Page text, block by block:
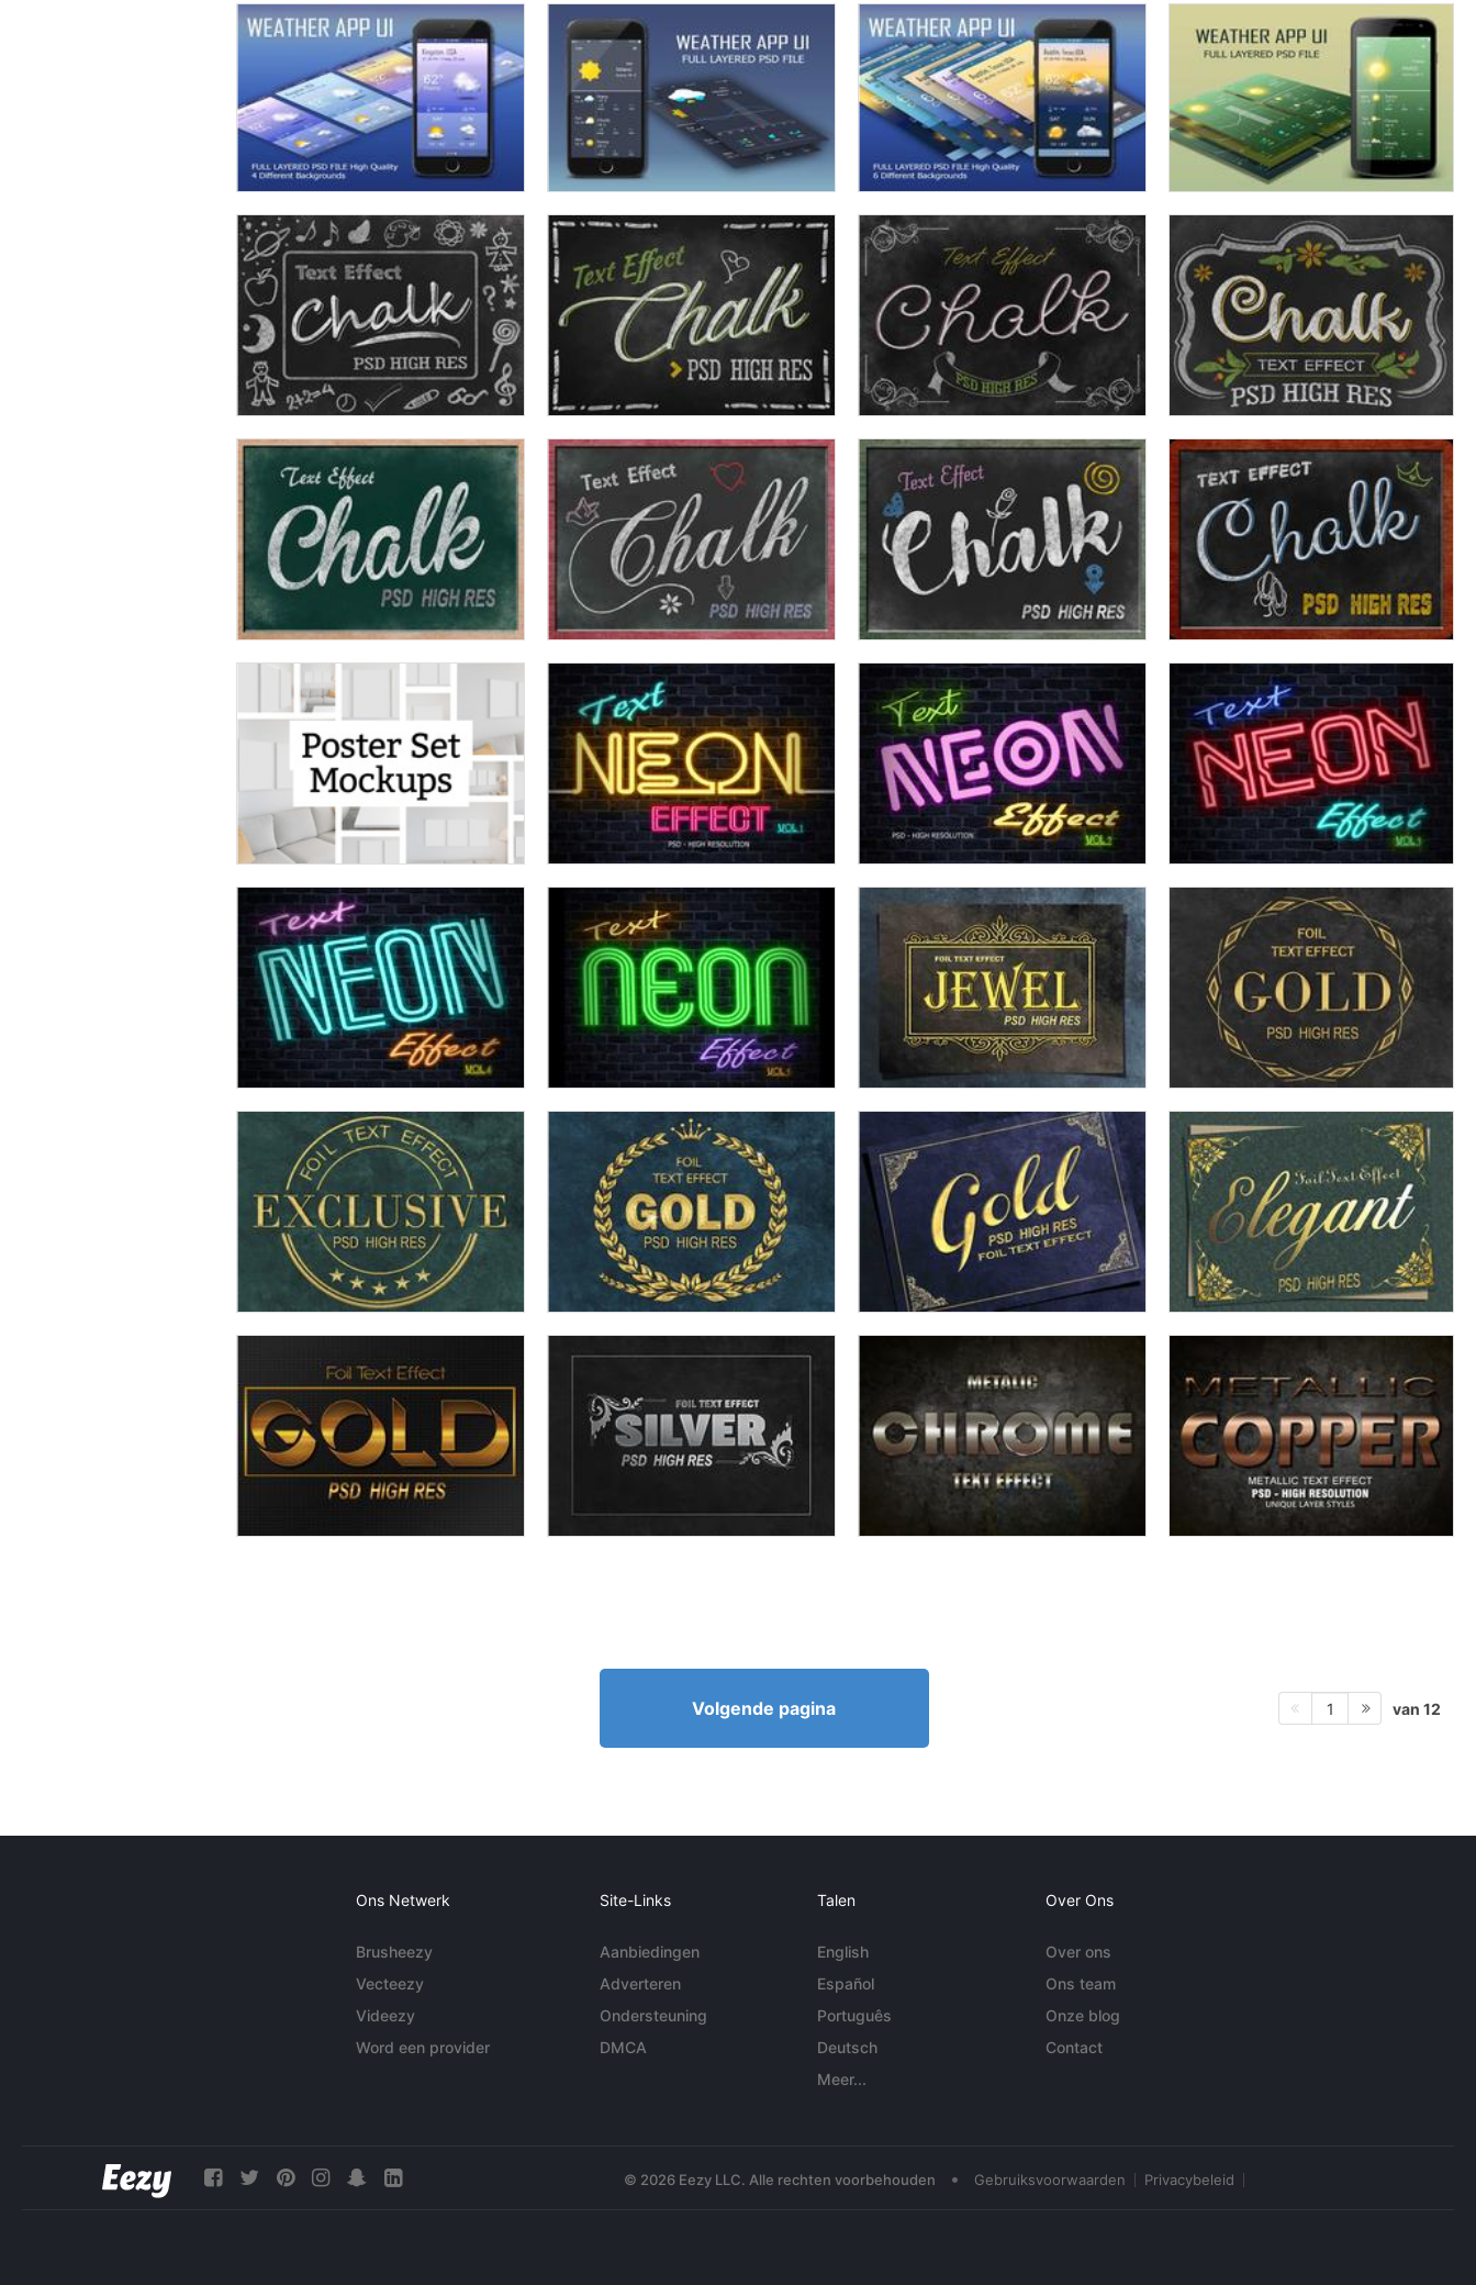
Volgende pagina 1 van 12
Ons Netwerk
Brusheezy
Vecteezy
Videezy
Word een provider
Site-Links
Aanbiedingen
Adverteren
Ondersteuning
DMCA
Talen
English
Español
Português
Deutsch
Meer...
Over Ons
Over ons
Ons team
Onze blog
Contact
© 2026 Eezy LLC. Alle rechten voorbehouden • Gebruiksvoorwaarden Privacybeleid